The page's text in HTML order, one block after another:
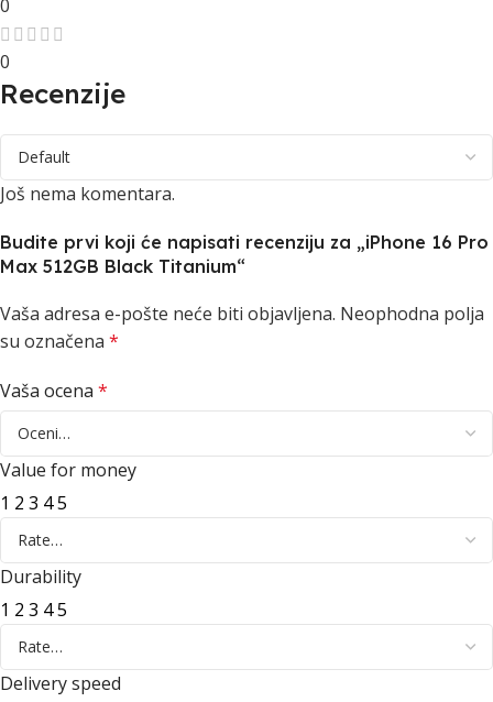
0
0
Recenzije
Još nema komentara.
Budite prvi koji će napisati recenziju za „iPhone 16 Pro
Max 512GB Black Titanium“
Vaša adresa e-pošte neće biti objavljena. Neophodna polja
su označena *
Vaša ocena *
Value for money
1 2 3 45
Durability
1 2 3 45
Delivery speed